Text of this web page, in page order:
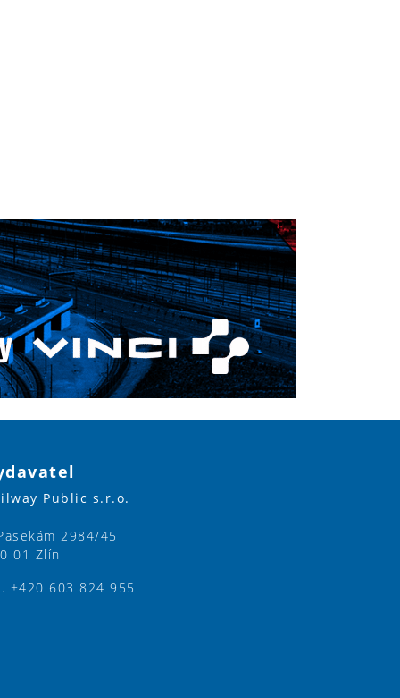
Public s.r.o.
2984/45
01 Zlín
+420 603 824 955